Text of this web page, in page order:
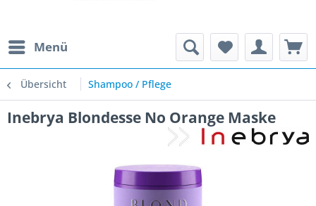
Menü
Übersicht Shampoo / Pflege
Inebrya Blondesse No Orange Maske